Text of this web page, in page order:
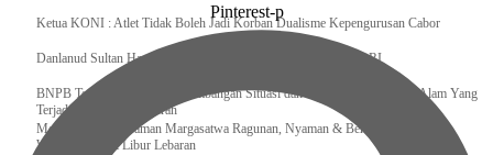
Ketua KONI : Atlet Tidak Boleh Jadi Korban Dualisme Kepengurusan Cabor
Danlanud Sultan Hasanuddin Ikuti Exit Meeting Bersama BPK RI
BNPB Terus Memantau Perkembangan Situasi dan Penanganan Bencana Alam Yang
Terjadi di Beberapa Daerah
Menpar Pastikan Taman Margasatwa Ragunan, Nyaman & Bersih di Kunjungi
Wisatawan Saat Libur Lebaran
Pinterest-p